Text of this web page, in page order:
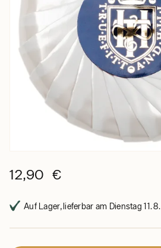
12,90 €
Auf Lager, lieferbar am Dienstag 11. 8.